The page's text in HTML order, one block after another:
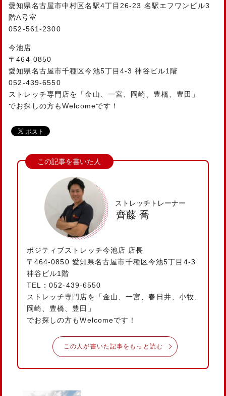
愛知県名古屋市中村区名駅4丁目26-23 名駅エフワンビル3
階A号室
052-561-2300
今池店
〒464-0850
愛知県名古屋市千種区今池5丁目4-3 神谷ビル1階
052-439-6550
ストレッチ専門店を「金山、一宮、岡崎、豊橋、豊田」
でお探しの方もWelcomeです！
ストレッチトレーナー
齊藤 喬
ポジティブストレッチ今池店 店長
〒464-0850 愛知県名古屋市千種区今池5丁目4-3
神谷ビル1階
TEL：052-439-6550
ストレッチ専門店を「金山、一宮、春日井、小牧、
岡崎、豊橋、豊田」
でお探しの方もWelcomeです！
この人が書いた記事をもっと読む